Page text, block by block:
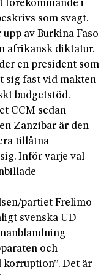
förekommande i
som svagt.
av Burkina Faso
afrikansk diktatur.
en president som
sig fast vid makten
budgetstöd.
CCM sedan
Zanzibar är den
tillåtna
Inför varje val
partiet Frelimo
svenska UD
och
korruption”. Det är